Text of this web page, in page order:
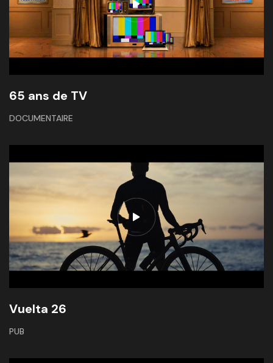
65 ans de TV
DOCUMENTAIRE
Vuelta 26
PUB